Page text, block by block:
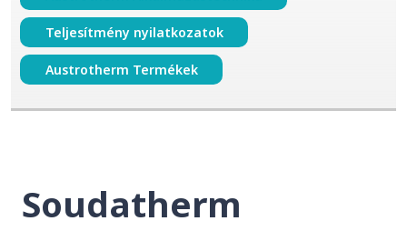
Teljesítmény nyilatkozatok
Austrotherm Termékek
Soudatherm